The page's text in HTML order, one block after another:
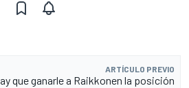
ARTÍCULO PREVIO
que ganarle a Raikkonen la posición